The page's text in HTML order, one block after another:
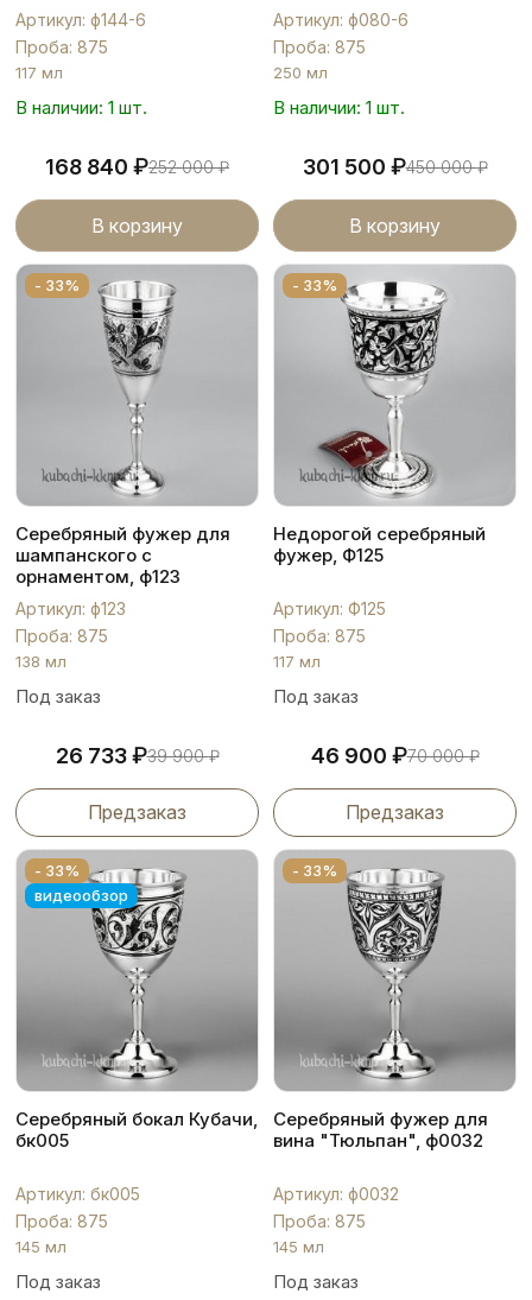
Артикул: ф144-6
Проба: 875
117 мл
В наличии: 1 шт.
168 840 ₽252 000₽
В корзину
Артикул: ф080-6
Проба: 875
250 мл
В наличии: 1 шт.
301 500 ₽450 000₽
В корзину
- 33%
Серебряный фужер для
шампанского с
орнаментом, ф123
Артикул: ф123
Проба: 875
138 мл
Под заказ
26 733₽39 900₽
Предзаказ
- 33%
Недорогой серебряный
фужер, Ф125
Артикул: Ф125
Проба: 875
117 мл
Под заказ
46 900 ₽70 000₽
Предзаказ
- 33%
видеообзор
Серебряный бокал Кубачи,
бк005
Артикул: бк005
Проба: 875
145 мл
Под заказ
- 33%
Серебряный фужер для
вина "Тюльпан", ф0032
Артикул: ф0032
Проба: 875
145 мл
Под заказ